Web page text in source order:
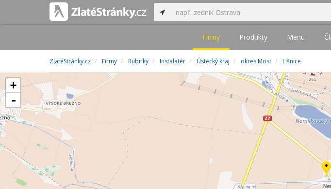
Firmy Produkty Menu
ZlatéStránky.cz Firmy Rubriky Instalatér Ústecký kraj okres Most Lišnice
+
-